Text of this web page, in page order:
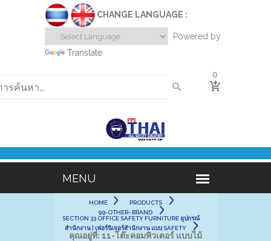
CHANGE LANGUAGE :
Powered by
Translate
0
HOME
PRODUCTS
99-OTHER- BRAND
SECTION 33 OFFICE SAFETY FURNITURE อุปกรณ์
สำนักงาน | เฟอร์นิเจอร์สำนักงาน แบบ SAFETY
คุณอยู่ที่: 11-โต๊ะคอมพิวเตอร์ แบบไม้